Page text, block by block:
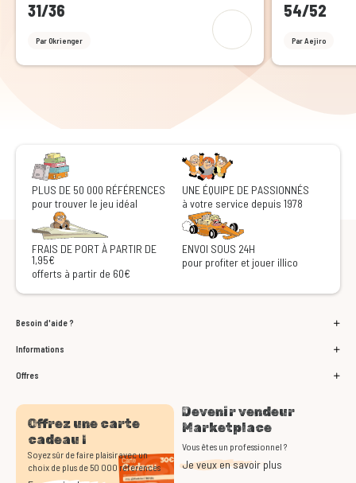
31/36
Par Okrienger
54/52
Par Aejiro
PLUS DE 50 000 RÉFÉRENCES
pour trouver le jeu idéal
UNE ÉQUIPE DE PASSIONNÉS
à votre service depuis 1978
FRAIS DE PORT À PARTIR DE
1,95€
offerts à partir de 60€
ENVOI SOUS 24H
pour profiter et jouer illico
Besoin d'aide ?
Informations
Offres
Offrez une carte
cadeau !
Soyez sûr de faire plaisir avec un
choix de plus de 50 000 références
Devenir vendeur
Marketplace
Vous êtes un professionnel ?
Je veux en savoir plus